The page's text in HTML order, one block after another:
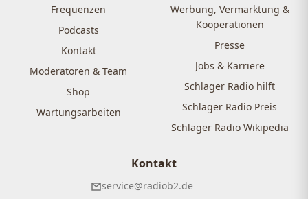
Frequenzen
Podcasts
Kontakt
Moderatoren & Team
Shop
Wartungsarbeiten
Werbung, Vermarktung &
Kooperationen
Presse
Jobs & Karriere
Schlager Radio hilft
Schlager Radio Preis
Schlager Radio Wikipedia
Kontakt
service@radiob2.de